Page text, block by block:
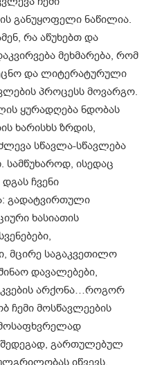
განუყოფელი ნაწილია.
რა აწუხებთ და
მეხმარება, რომ
და ლიტერატურული
პროცესს მოვარგო.
ყურადღება ნდობას
ხარისხს ზრდის,
სწავლა-სწავლება
ისედაც
ჩვენი
გადატვირთული
ხასიათის
მცირე საგაკვეთილო
დავალებები,
არქონა…როგორ
ჩემი მოსწავლეების
შედეგად, გართულებულ